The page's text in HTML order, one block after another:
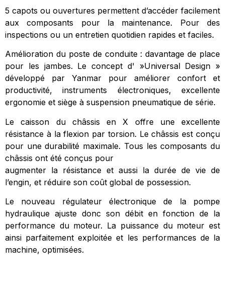
5 capots ou ouvertures permettent d’accéder facilement
aux composants pour la maintenance. Pour des
inspections ou un entretien quotidien rapides et faciles.
Amélioration du poste de conduite : davantage de place
pour les jambes. Le concept d' »Universal Design »
développé par Yanmar pour améliorer confort et
productivité, instruments électroniques, excellente
ergonomie et siège à suspension pneumatique de série.
Le caisson du châssis en X offre une excellente
résistance à la flexion par torsion. Le châssis est conçu
pour une durabilité maximale. Tous les composants du
châssis ont été conçus pour
augmenter la résistance et aussi la durée de vie de
l’engin, et réduire son coût global de possession.
Le nouveau régulateur électronique de la pompe
hydraulique ajuste donc son débit en fonction de la
performance du moteur. La puissance du moteur est
ainsi parfaitement exploitée et les performances de la
machine, optimisées.